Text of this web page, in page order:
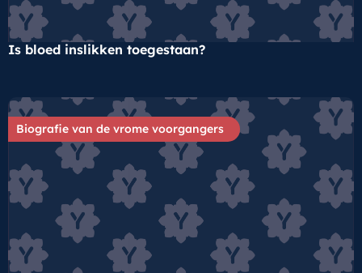
Is bloed inslikken toegestaan?
Biografie van de vrome voorgangers